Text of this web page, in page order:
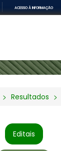
ACESSO À INFORMAÇÃO
Resultados
Editais